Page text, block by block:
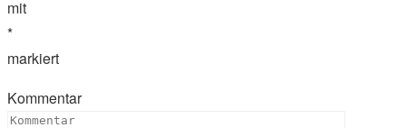
mit
*
markiert
Kommentar